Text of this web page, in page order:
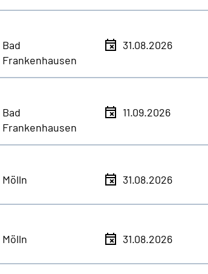
Bad
Frankenhausen
31.08.2026
Bad
Frankenhausen
11.09.2026
Mölln 31.08.2026
Mölln 31.08.2026